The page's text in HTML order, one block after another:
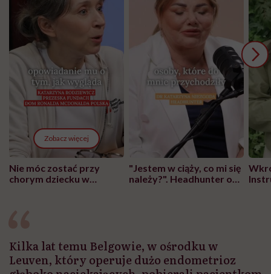
Zobacz więcej
Nie móc zostać przy
chorym dziecku w
"Jestem w ciąży, co mi się
należy?". Headhunter o
Kilka lat temu Belgowie, w ośrodku w
Leuven, który operuje dużo endometrioz